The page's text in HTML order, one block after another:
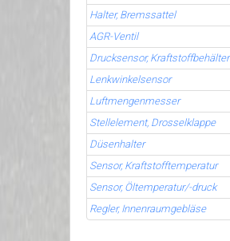
Halter, Bremssattel
AGR-Ventil
Drucksensor, Kraftstoffbehälter
Lenkwinkelsensor
Luftmengenmesser
Stellelement, Drosselklappe
Düsenhalter
Sensor, Kraftstofftemperatur
Sensor, Öltemperatur/-druck
Regler, Innenraumgebläse